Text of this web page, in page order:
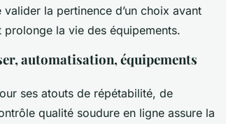
la pertinence d’un choix avant
prolonge la vie des équipements.
automatisation, équipements
ses atouts de répétabilité, de
qualité soudure en ligne assure la